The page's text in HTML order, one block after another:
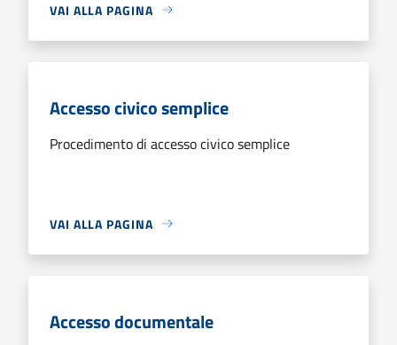
VAI ALLA PAGINA
Accesso civico semplice
Procedimento di accesso civico semplice
VAI ALLA PAGINA
Accesso documentale